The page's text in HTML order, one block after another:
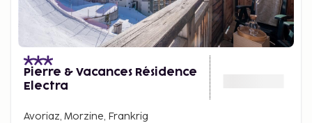
Pierre & Vacances Résidence
Electra
Avoriaz, Morzine, Frankrig